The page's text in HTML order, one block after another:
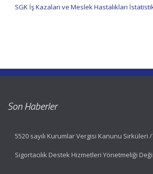
SGK İş Kazaları ve Meslek Hastalıkları
Son Haberler
5520 sayılı Kurumlar Vergisi Kanunu Sirküleri /
Sigortacılık Destek Hizmetleri Yönetmeliği